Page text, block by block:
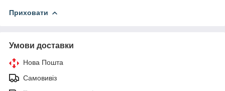
Приховати
Умови доставки
Нова Пошта
Самовивіз